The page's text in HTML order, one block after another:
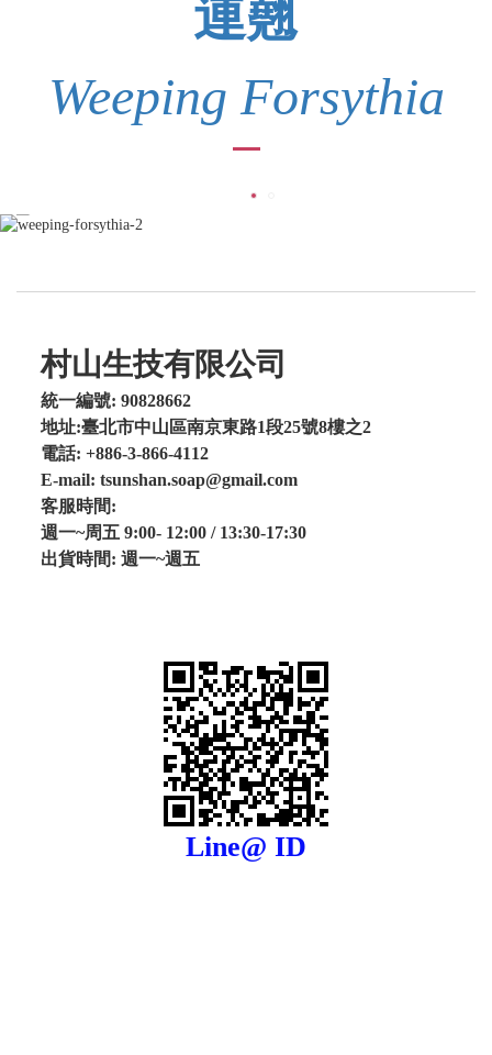
連翹
Weeping Forsythia
村山生技有限公司
統一編號: 90828662
地址:臺北市中山區南京東路1段25號8樓之2
電話: +886-3-866-4112
E-mail: tsunshan.soap@gmail.com
客服時間:
週一~周五 9:00- 12:00 / 13:30-17:30
出貨時間: 週一~週五
Line@ ID